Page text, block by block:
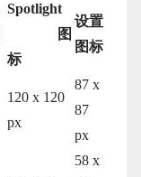
Spotlight
图
标
设置
图标
120 x 120
px
87 x
87
px
58 x